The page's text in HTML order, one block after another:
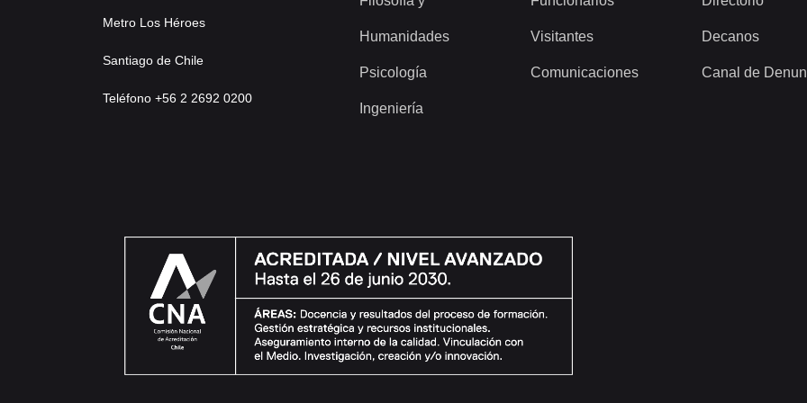
Metro Los Héroes
Santiago de Chile
Teléfono +56 2 2692 0200
Humanidades
Psicología
Ingeniería
Visitantes
Comunicaciones
Decanos
Canal de